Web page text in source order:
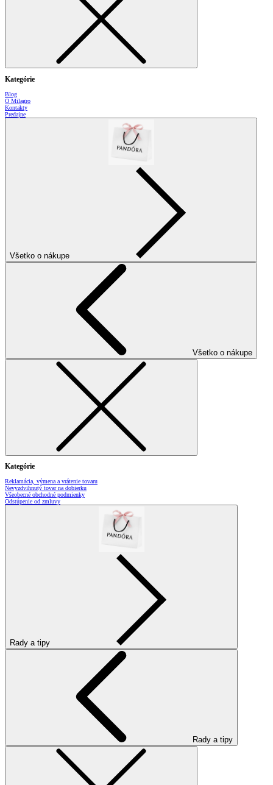
Kategórie
Blog
O Milagro
Kontakty
Predajne
Všetko o nákupe
Všetko o nákupe
Kategórie
Reklamácia, výmena a vrátenie tovaru
Nevyzdvihnutý tovar na dobierku
Všeobecné obchodné podmienky
Odstúpenie od zmluvy
Rady a tipy
Rady a tipy